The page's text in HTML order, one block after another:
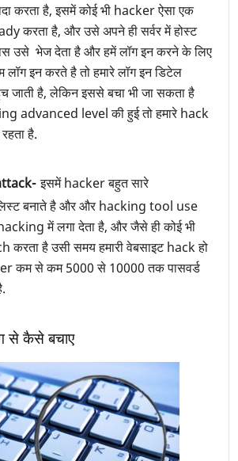
करता है, इसमें कोई भी hacker ऐसा एक
करता है, और उसे अपने ही सर्वर में होस्ट
उसे भेज देता है और हमें लॉग इन करने के लिए
इन करते है तो हमारे लॉग इन डिटेल
जाती है, लेकिन इससे बचा भी जा सकता है
advanced level की हुई तो हमारे hack
है.
इसमें hacker बहुत सारे
बनाते है और और hacking tool use
में लगा देता है, और जैसे ही कोई भी
है उसी समय हमारी वेबसाइट hack हो
कम से कम 5000 से 10000 तक पासवर्ड
से कैसे बचाए